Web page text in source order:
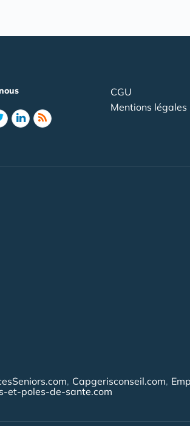
CGU
Mentions légales
Capgerisconseil.com
et-poles-de-sante.com